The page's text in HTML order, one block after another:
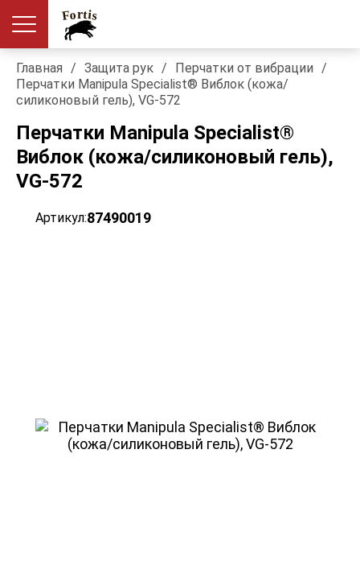
Главная / Защита рук / Перчатки от вибрации /
Перчатки Manipula Specialist® Виблок (кожа/
силиконовый гель), VG-572
Перчатки Manipula Specialist®
Виблок (кожа/силиконовый гель),
VG-572
Артикул:87490019